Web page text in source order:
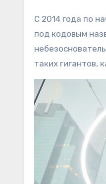
С 2014 года по
под кодовым
таких гигантов,